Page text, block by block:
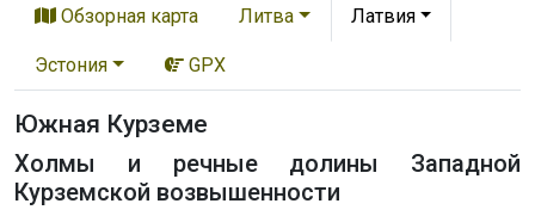
Обзорная карта Литва Латвия
Эстония GPX
Южная Курземе
Холмы и речные долины Западной
Курземской возвышенности